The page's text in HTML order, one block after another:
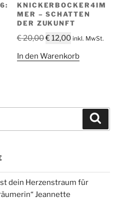
KNICKERBOCKER4IM
MER – SCHATTEN
DER ZUKUNFT
€20,00Ursprünglicher
war:
€12,00Aktueller
ist:
inkl. MwSt.
In den Warenkorb
dein Herzenstraum für
Jeannette